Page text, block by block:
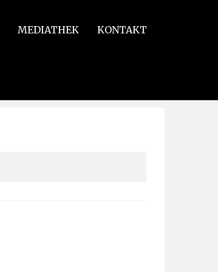
MEDIATHEK KONTAKT